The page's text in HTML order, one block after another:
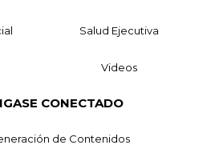
Salud Ejecutiva
Videos
CONECTADO
de Contenidos